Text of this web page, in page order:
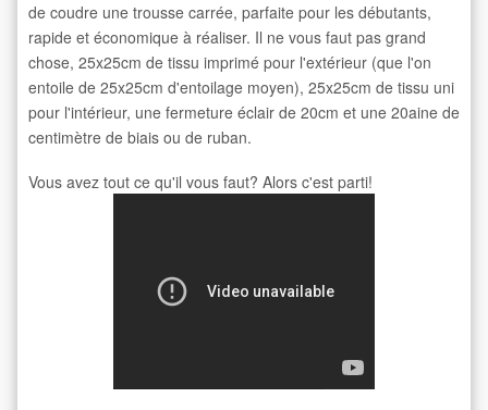
de coudre une trousse carrée, parfaite pour les débutants,
rapide et économique à réaliser. Il ne vous faut pas grand
chose, 25x25cm de tissu imprimé pour l'extérieur (que l'on
entoile de 25x25cm d'entoilage moyen), 25x25cm de tissu uni
pour l'intérieur, une fermeture éclair de 20cm et une 20aine de
centimètre de biais ou de ruban.
Vous avez tout ce qu'il vous faut? Alors c'est parti!